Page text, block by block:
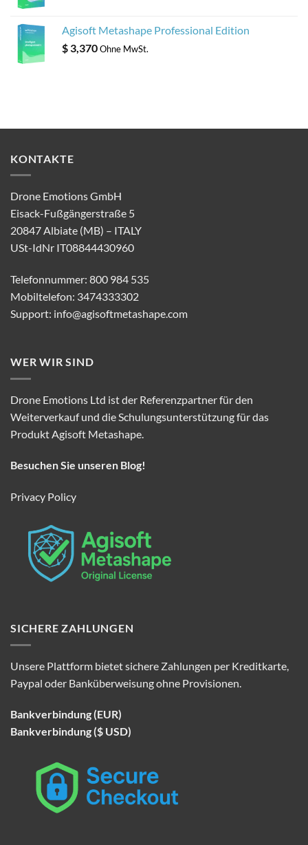
Agisoft Metashape Professional Edition
$ 3,370Ohne MwSt.
KONTAKTE
Drone Emotions GmbH
Eisack-Fußgängerstraße 5
20847 Albiate (MB) – ITALY
USt-IdNr IT08844430960
Telefonnummer: 800 984 535
Mobiltelefon: 3474333302
Support: info@agisoftmetashape.com
WER WIR SIND
Drone Emotions Ltd ist der Referenzpartner für den
Weiterverkauf und die Schulungsunterstützung für das
Produkt Agisoft Metashape.
Besuchen Sie unseren Blog!
Privacy Policy
SICHERE ZAHLUNGEN
Unsere Plattform bietet sichere Zahlungen per Kreditkarte,
Paypal oder Banküberweisung ohne Provisionen.
Bankverbindung (EUR)
Bankverbindung ($ USD)